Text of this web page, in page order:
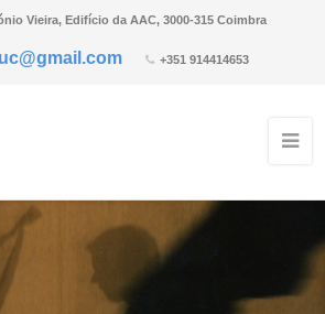
Vieira, Edifício da AAC, 3000-315 Coimbra
+351 914414653